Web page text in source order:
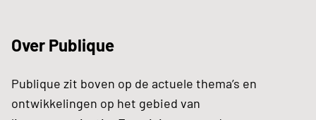
Over Publique
Publique zit boven op de actuele thema’s en
ontwikkelingen op het gebied van